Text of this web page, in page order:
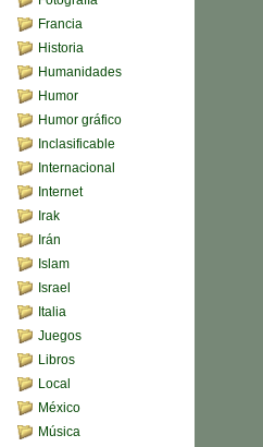
Francia
Historia
Humanidades
Humor
Humor gráfico
Inclasificable
Internacional
Internet
Irak
Irán
Islam
Israel
Italia
Juegos
Libros
Local
México
Música